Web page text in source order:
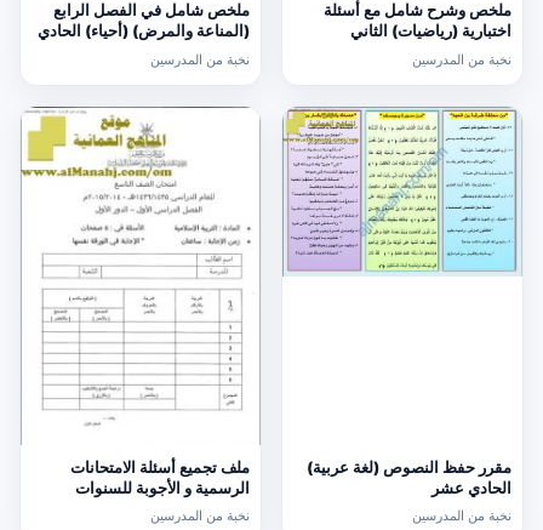
ملخص وشرح شامل مع أسئلة
اختبارية (رياضيات) الثاني
نخبة من المدرسين
ملخص شامل في الفصل الرابع
(المناعة والمرض) (أحياء) الحادي
نخبة من المدرسين
مقرر حفظ النصوص (لغة عربية)
الحادي عشر
نخبة من المدرسين
ملف تجميع أسئلة الامتحانات
الرسمية و الأجوبة للسنوات
السابقة الدور الأول (الامتحانات)
نخبة من المدرسين